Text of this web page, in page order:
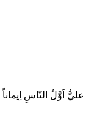
عليٌّ اَوَّلُ النّاسِ اِيماناً